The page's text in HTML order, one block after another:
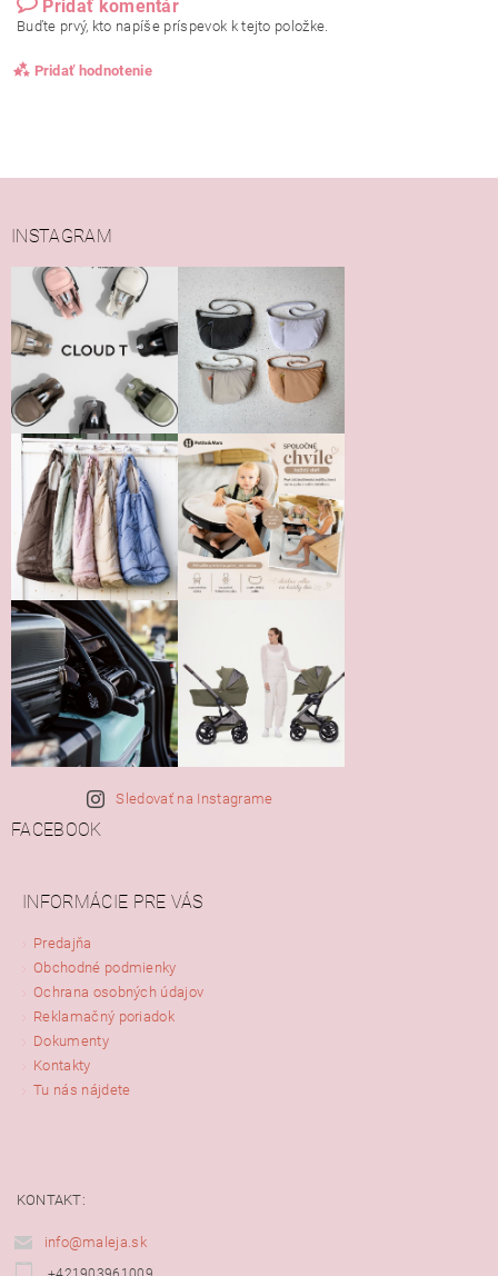
Pridať komentár
Buďte prvý, kto napíše príspevok k tejto položke.
Pridať hodnotenie
Vložením hodnotenie súhlasíte s
podmienkami ochrany
osobných údajov
INSTAGRAM
Sledovať na Instagrame
FACEBOOK
INFORMÁCIE PRE VÁS
Predajňa
Obchodné podmienky
Ochrana osobných údajov
Reklamačný poriadok
Dokumenty
Kontakty
Tu nás nájdete
KONTAKT:
info@maleja.sk